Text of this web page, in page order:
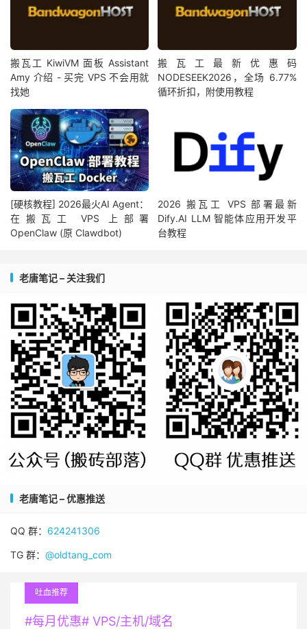
搬瓦工 KiwiVM 面板 Assistant
Amy 介绍 - 买完 VPS 不会用就
找她
搬瓦工最新优惠码
NODESEEK2026，全场 6.77%
循环折扣，附使用教程
[硬核教程] 2026最火AI Agent：
在搬瓦工 VPS 上部署
OpenClaw (原 Clawdbot)
2026 搬瓦工 VPS 部署最新
Dify.AI LLM 智能体应用开发平
台教程
老唐笔记 – 关注我们
老唐笔记 – 优惠推送
QQ 群： 624241306
TG 群： @oldtang_com
吐血推荐
#每月优惠# VPS/主机/域名